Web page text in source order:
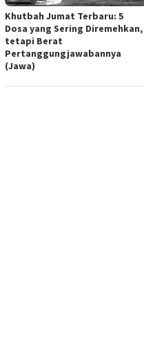
Khutbah Jumat Terbaru: 5
Dosa yang Sering Diremehkan,
tetapi Berat
Pertanggungjawabannya
(Jawa)